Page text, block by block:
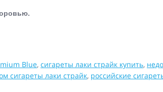
Blue, сигареты лаки страйк купить,
сигареты лаки страйк, российские